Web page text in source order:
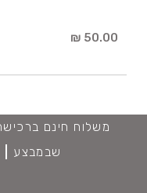
50.00 ₪
שבמבצע